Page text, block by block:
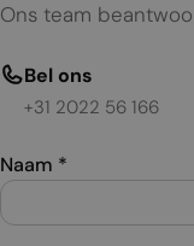
Ons team
Bel ons
+31 2022 56 166
Naam *